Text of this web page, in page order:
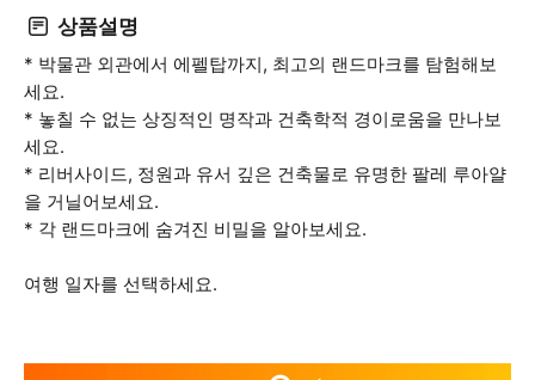
상품설명
* 박물관 외관에서 에펠탑까지, 최고의 랜드마크를 탐험해보
세요.
* 놓칠 수 없는 상징적인 명작과 건축학적 경이로움을 만나보
세요.
* 리버사이드, 정원과 유서 깊은 건축물로 유명한 팔레 루아얄
을 거닐어보세요.
* 각 랜드마크에 숨겨진 비밀을 알아보세요.
여행 일자를 선택하세요.